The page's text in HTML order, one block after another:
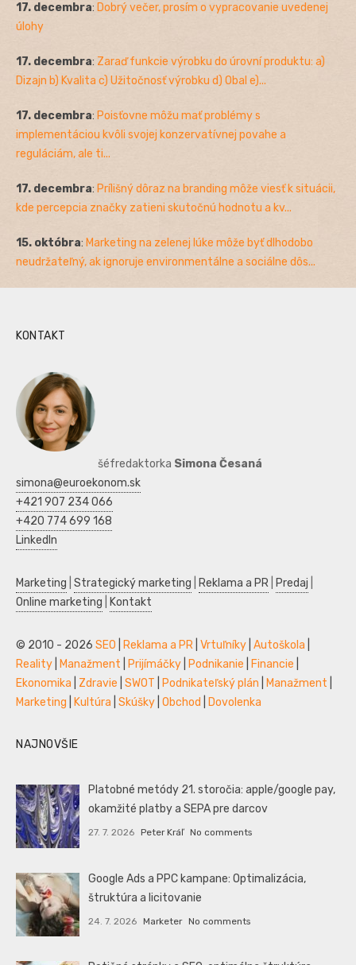
17. decembra: Dobrý večer, prosím o vypracovanie uvedenej
úlohy
17. decembra: Zaraď funkcie výrobku do úrovní produktu: a)
Dizajn b) Kvalita c) Užitočnosť výrobku d) Obal e)...
17. decembra: Poisťovne môžu mať problémy s
implementáciou kvôli svojej konzervatívnej povahe a
reguláciám, ale ti...
17. decembra: Prílišný dôraz na branding môže viesť k situácii,
kde percepcia značky zatieni skutočnú hodnotu a kv...
15. októbra: Marketing na zelenej lúke môže byť dlhodobo
neudržateľný, ak ignoruje environmentálne a sociálne dôs...
KONTAKT
šéfredaktorka Simona Česaná
simona@euroekonom.sk
+421 907 234 066
+420 774 699 168
LinkedIn
Marketing Strategický marketing Reklama a PR Predaj
Online marketing Kontakt
© 2010 - 2026 SEO Reklama a PR Vrtuľníky Autoškola
Reality Manažment Prijímáčky Podnikanie Financie
Ekonomika
Zdravie SWOT Podnikateľský plán Manažment
Marketing Kultúra Skúšky Obchod Dovolenka
NAJNOVŠIE
Platobné metódy 21. storočia: apple/google pay,
okamžité platby a SEPA pre darcov
27. 7. 2026 Peter Kráľ No comments
Google Ads a PPC kampane: Optimalizácia,
štruktúra a licitovanie
24. 7. 2026 Marketer No comments